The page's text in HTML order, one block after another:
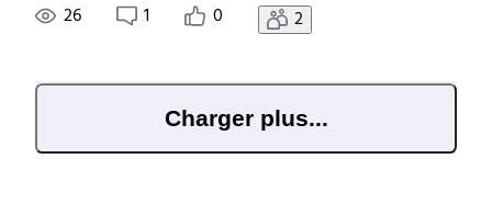
copier l'orientation. Pour
26 1 0 2
Charger plus...